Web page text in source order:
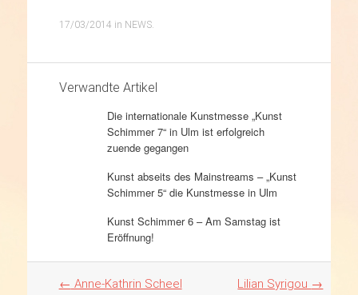
17/03/2014 in NEWS.
Verwandte Artikel
Die internationale Kunstmesse „Kunst
Schimmer 7“ in Ulm ist erfolgreich
zuende gegangen
Kunst abseits des Mainstreams – „Kunst
Schimmer 5“ die Kunstmesse in Ulm
Kunst Schimmer 6 – Am Samstag ist
Eröffnung!
Artikel
← Anne-Kathrin Scheel Lilian Syrigou →